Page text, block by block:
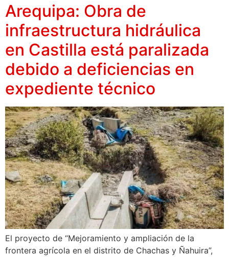
Arequipa: Obra de
infraestructura hidráulica
en Castilla está paralizada
debido a deficiencias en
expediente técnico
El proyecto de “Mejoramiento y ampliación de la
frontera agrícola en el distrito de Chachas y Ñahuira”,